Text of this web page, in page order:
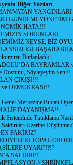
Diğer Yazıları
VATAN
GÜNDEMİ YÖNETİM
HATA!!!
SORUNLARI
NEYSE, BİZ
Butlanladık
BAYRAMLAR
Dostunu, Söyleyeyim Seni!!
ÇIKIŞI!!!
ve DEMOKRASİ!!
Genel Merkezine Butlan
DAYANIŞMA!!
Sistemlnde Tutuklama
Üzerine
FAKİRİZ?
TOPAL
UYARI?!?!?
SALDIRI!!
//